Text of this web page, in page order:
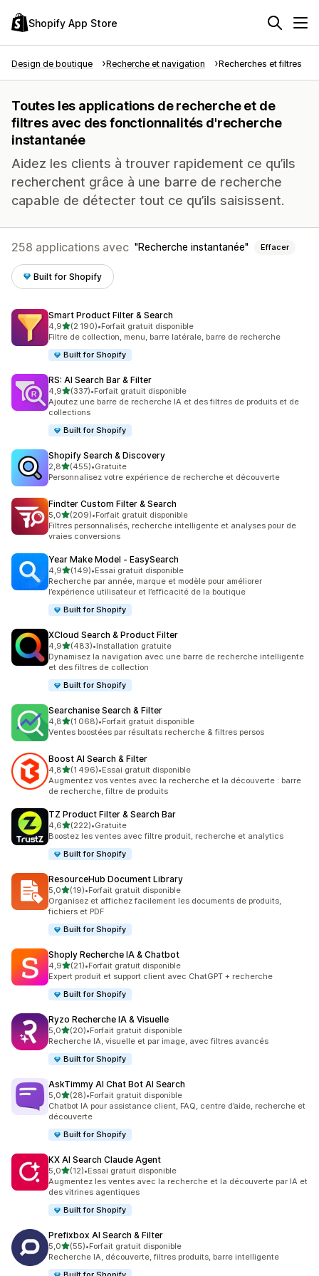
Shopify App Store
Design de boutique Recherche et navigation Recherches et filtres
Toutes les applications de recherche et de
filtres avec des fonctionnalités d'recherche
instantanée
Aidez les clients à trouver rapidement ce qu’ils
recherchent grâce à une barre de recherche
capable de détecter tout ce qu’ils saisissent.
258 applications avec Recherche instantanée Effacer
Built for Shopify
Smart Product Filter & Search
4,9étoile(s) sur 5
(2 190)
2190 avis au total
•Forfait gratuit disponible
Filtre de collection, menu, barre latérale, barre de recherche
Built for Shopify
RS: AI Search Bar & Filter
4,9étoile(s) sur 5
(337)
337 avis au total
•Forfait gratuit disponible
Ajoutez une barre de recherche IA et des filtres de produits et de
collections
Built for Shopify
Shopify Search & Discovery
2,8étoile(s) sur 5
(455)
455 avis au total
•Gratuite
Personnalisez votre expérience de recherche et découverte
Findter Custom Filter & Search
5,0étoile(s) sur 5
(209)
209 avis au total
•Forfait gratuit disponible
Filtres personnalisés, recherche intelligente et analyses pour de
vraies conversions
Year Make Model ‑ EasySearch
4,9étoile(s) sur 5
(149)
149 avis au total
•Essai gratuit disponible
Recherche par année, marque et modèle pour améliorer
l’expérience utilisateur et l’efficacité de la boutique
Built for Shopify
XCloud Search & Product Filter
4,9étoile(s) sur 5
(483)
483 avis au total
•Installation gratuite
Dynamisez la navigation avec une barre de recherche intelligente
et des filtres de collection
Built for Shopify
Searchanise Search & Filter
4,8étoile(s) sur 5
(1 068)
1068 avis au total
•Forfait gratuit disponible
Ventes boostées par résultats recherche & filtres persos
Boost AI Search & Filter
4,8étoile(s) sur 5
(1 496)
1496 avis au total
•Essai gratuit disponible
Augmentez vos ventes avec la recherche et la découverte : barre
de recherche, filtre de produits
TZ Product Filter & Search Bar
4,6étoile(s) sur 5
(222)
222 avis au total
•Gratuite
Boostez les ventes avec filtre produit, recherche et analytics
Built for Shopify
ResourceHub Document Library
5,0étoile(s) sur 5
(19)
19 avis au total
•Forfait gratuit disponible
Organisez et affichez facilement les documents de produits,
fichiers et PDF
Built for Shopify
Shoply Recherche IA & Chatbot
4,9étoile(s) sur 5
(21)
21 avis au total
•Forfait gratuit disponible
Expert produit et support client avec ChatGPT + recherche
Built for Shopify
Ryzo Recherche IA & Visuelle
5,0étoile(s) sur 5
(20)
20 avis au total
•Forfait gratuit disponible
Recherche IA, visuelle et par image, avec filtres avancés
Built for Shopify
AskTimmy AI Chat Bot AI Search
5,0étoile(s) sur 5
(28)
28 avis au total
•Forfait gratuit disponible
Chatbot IA pour assistance client, FAQ, centre d’aide, recherche et
découverte
Built for Shopify
KX AI Search Claude Agent
5,0étoile(s) sur 5
(12)
12 avis au total
•Essai gratuit disponible
Augmentez les ventes avec la recherche et la découverte par IA et
des vitrines agentiques
Built for Shopify
Prefixbox AI Search & Filter
5,0étoile(s) sur 5
(55)
55 avis au total
•Forfait gratuit disponible
Recherche IA, découverte, filtres produits, barre intelligente